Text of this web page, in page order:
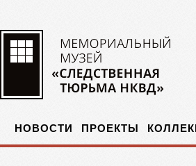
НОВОСТИ ПРОЕКТЫ